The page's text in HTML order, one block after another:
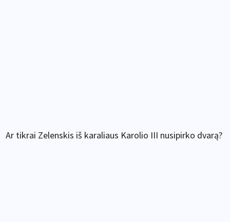
Ar tikrai Zelenskis iš karaliaus Karolio III nusipirko dvarą?